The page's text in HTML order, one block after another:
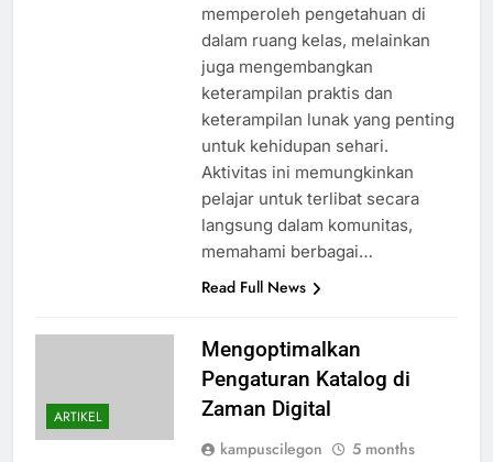
memperoleh pengetahuan di
dalam ruang kelas, melainkan
juga mengembangkan
keterampilan praktis dan
keterampilan lunak yang penting
untuk kehidupan sehari.
Aktivitas ini memungkinkan
pelajar untuk terlibat secara
langsung dalam komunitas,
memahami berbagai…
Read Full News
ARTIKEL
Mengoptimalkan
Pengaturan Katalog di
Zaman Digital
kampuscilegon
5 months